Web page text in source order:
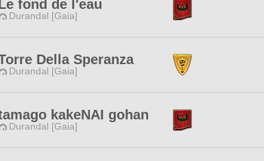
fond de l'eau
Durandal [Gaia]
Della Speranza
Durandal [Gaia]
kakeNAI gohan
Durandal [Gaia]